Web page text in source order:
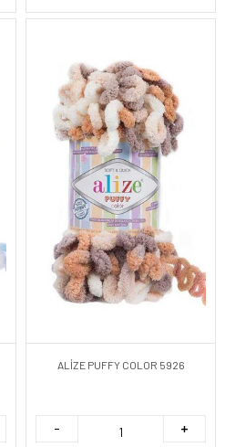
ALİZE PUFFY COLOR 5926